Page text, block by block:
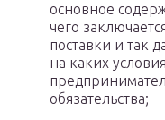
основное
чего
поставки и так
на каких
обязательства;